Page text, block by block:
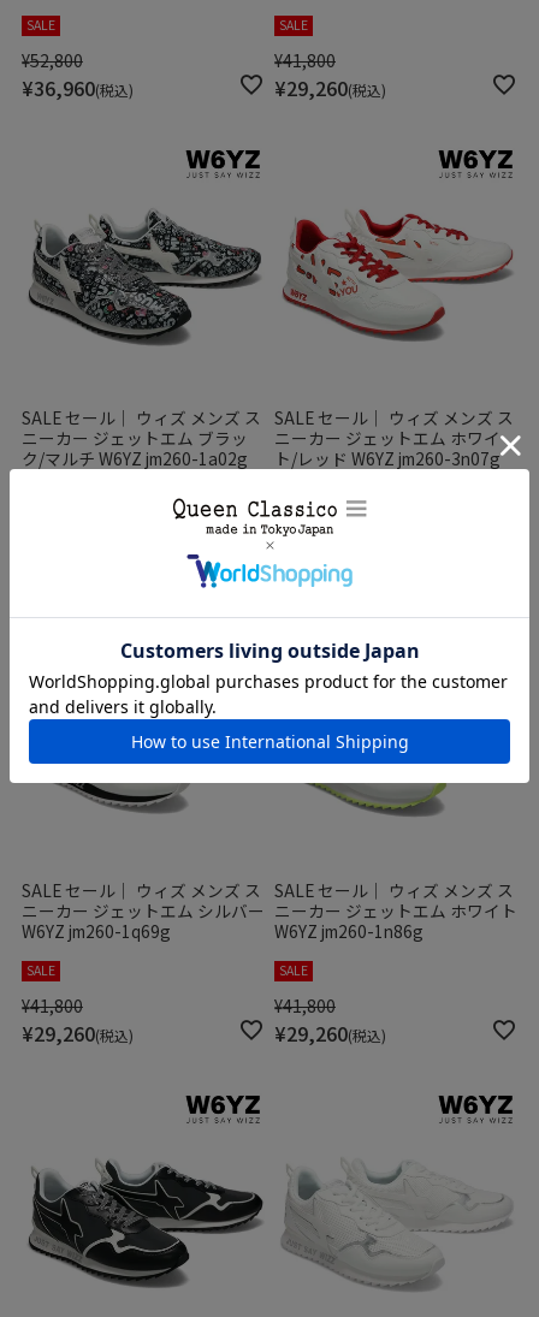
SALE
¥52,800
¥36,960 税込
SALE
¥41,800
¥29,260 税込
SALE セール｜ ウィズ メンズ ス
ニーカー ジェットエム ブラッ
ク/マルチ W6YZ jm260-1a02g
SALE セール｜ ウィズ メンズ ス
ニーカー ジェットエム ホワイ
ト/レッド W6YZ jm260-3n07g
¥41,800
¥ 29,260
SALE セール｜ ウィズ メンズ ス
ニーカー ジェットエム シルバー
W6YZ jm260-1q69g
SALE
¥41,800
¥29,260 税込
SALE セール｜ ウィズ メンズ ス
ニーカー ジェットエム ホワイト
W6YZ jm260-1n86g
SALE
¥41,800
¥29,260 税込